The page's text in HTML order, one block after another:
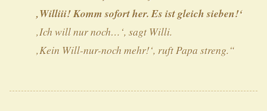
‚Williii! Komm sofort her. Es ist gleich sieben!‘
‚Ich will nur noch…‘, sagt Willi.
‚Kein Will-nur-nochmehr!‘, ruft Papa streng.“